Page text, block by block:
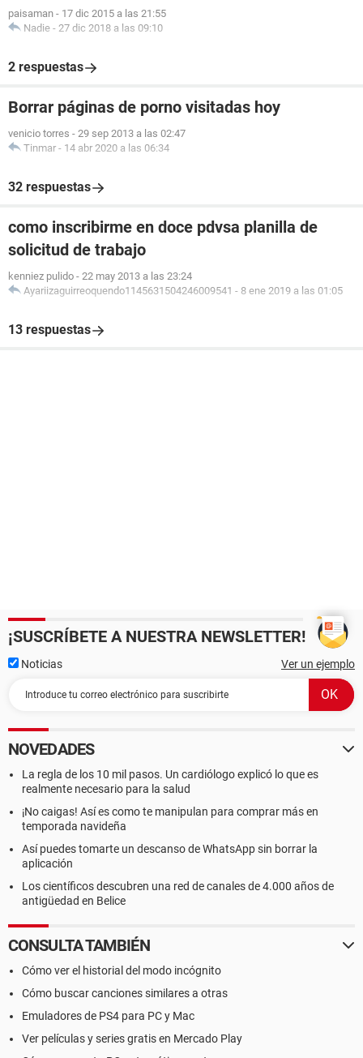
paisaman - 17 dic 2015 a las 21:55
Nadie - 27 dic 2018 a las 09:10
2 respuestas
Borrar páginas de porno visitadas hoy
venicio torres - 29 sep 2013 a las 02:47
Tinmar - 14 abr 2020 a las 06:34
32 respuestas
como inscribirme en doce pdvsa planilla de
solicitud de trabajo
kenniez pulido - 22 may 2013 a las 23:24
Ayariizaguirreoquendo1145631504246009541 - 8 ene 2019 a las 01:05
13 respuestas
¡SUSCRÍBETE A NUESTRA NEWSLETTER!
Noticias Ver un ejemplo
NOVEDADES
La regla de los 10 mil pasos. Un cardiólogo explicó lo que es
realmente necesario para la salud
¡No caigas! Así es como te manipulan para comprar más en
temporada navideña
Así puedes tomarte un descanso de WhatsApp sin borrar la
aplicación
Los científicos descubren una red de canales de 4.000 años de
antigüedad en Belice
CONSULTA TAMBIÉN
Cómo ver el historial del modo incógnito
Cómo buscar canciones similares a otras
Emuladores de PS4 para PC y Mac
Ver películas y series gratis en Mercado Play